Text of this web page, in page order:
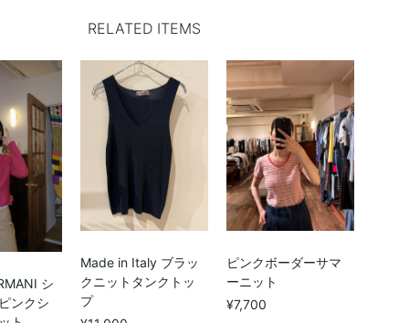
RELATED ITEMS
シ
ンクシ
Made in Italy ブラッ
クニットタンクトッ
プ
ピンクボーダーサマ
ーニット
¥7,700